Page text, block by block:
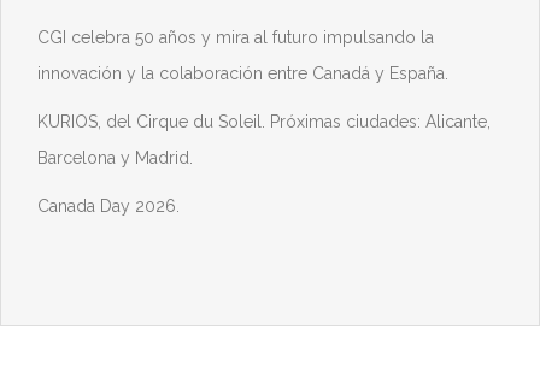
CGI celebra 50 años y mira al futuro impulsando la
innovación y la colaboración entre Canadá y España.
KURIOS, del Cirque du Soleil. Próximas ciudades: Alicante,
Barcelona y Madrid.
Canada Day 2026.